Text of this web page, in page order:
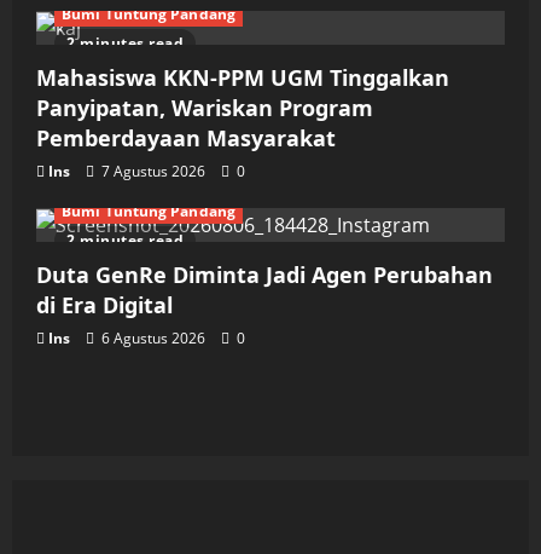
2 minutes read
Bumi Tuntung Pandang
Mahasiswa KKN-PPM UGM Tinggalkan
Panyipatan, Wariskan Program
Pemberdayaan Masyarakat
Ins 7 Agustus 2026 0
2 minutes read
Bumi Tuntung Pandang
Duta GenRe Diminta Jadi Agen Perubahan
di Era Digital
Ins 6 Agustus 2026 0